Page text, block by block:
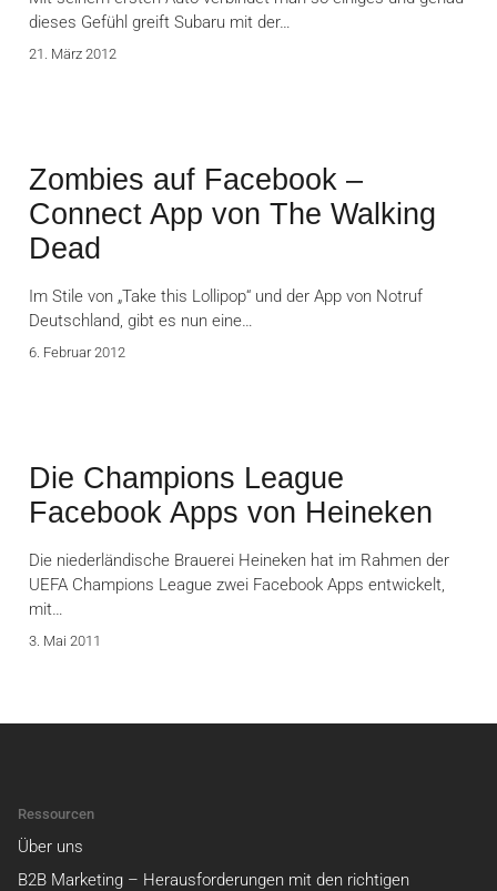
dieses Gefühl greift Subaru mit der…
21. März 2012
Zombies auf Facebook –
Connect App von The Walking
Dead
Im Stile von „Take this Lollipop“ und der App von Notruf
Deutschland, gibt es nun eine…
6. Februar 2012
Die Champions League
Facebook Apps von Heineken
Die niederländische Brauerei Heineken hat im Rahmen der
UEFA Champions League zwei Facebook Apps entwickelt,
mit…
3. Mai 2011
Ressourcen
Über uns
B2B Marketing – Herausforderungen mit den richtigen